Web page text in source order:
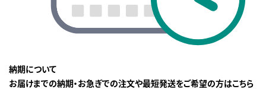
納期について
お届けまでの納期・お急ぎでの注文や最短発送をご希望の方はこちら